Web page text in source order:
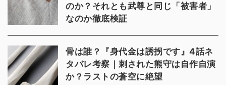
のか？それとも武尊と同じ「被害者」
なのか徹底検証
骨は誰？『身代金は誘拐です』4話ネ
タバレ考察｜刺された熊守は自作自演
か？ラストの蒼空に絶望